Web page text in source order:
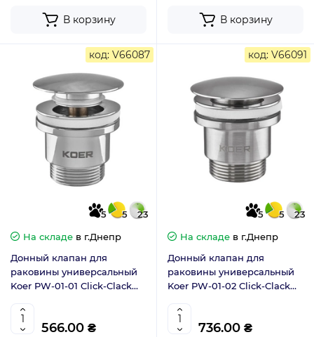
В корзину В корзину
код: V66087
5 5
23
На складе в г.Днепр
Донный клапан для
раковины универсальный
Koer PW-01-01 Click-Clack
566.00 ₴
код: V66091
5 5
23
На складе в г.Днепр
Донный клапан для
раковины универсальный
Koer PW-01-02 Click-Clack
(KR3401)
736.00 ₴